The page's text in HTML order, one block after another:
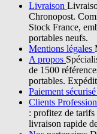
Livraison
Chronopost.
Stock France,
portables neufs.
Mentions légales
A propos
de 1500
portables.
Paiement sécurisé
Clients
: profitez de
livraison rapide